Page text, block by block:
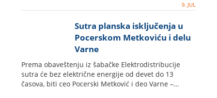
9. JUL
Sutra planska isključenja u
Pocerskom Metkoviću i delu
Varne
Prema obaveštenju iz šabačke Elektrodistribucije
sutra će bez električne energije od devet do 13
časova, biti ceo Pocerski Metković i deo Varne –...